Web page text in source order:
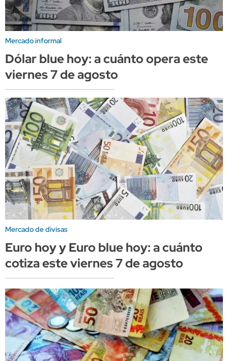
Mercado informal
Dólar blue hoy: a cuánto opera este
viernes 7 de agosto
Mercado de divisas
Euro hoy y Euro blue hoy: a cuánto
cotiza este viernes 7 de agosto